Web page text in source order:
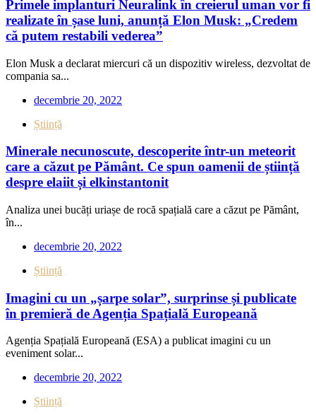
Primele implanturi Neuralink în creierul uman vor fi
realizate în șase luni, anunță Elon Musk: „Credem
că putem restabili vederea”
Elon Musk a declarat miercuri că un dispozitiv wireless, dezvoltat de
compania sa...
decembrie 20, 2022
Știință
Minerale necunoscute, descoperite într-un meteorit
care a căzut pe Pământ. Ce spun oamenii de știință
despre elaiit și elkinstantonit
Analiza unei bucăți uriașe de rocă spațială care a căzut pe Pământ,
în...
decembrie 20, 2022
Știință
Imagini cu un „șarpe solar”, surprinse și publicate
în premieră de Agenția Spațială Europeană
Agenția Spațială Europeană (ESA) a publicat imagini cu un
eveniment solar...
decembrie 20, 2022
Știință